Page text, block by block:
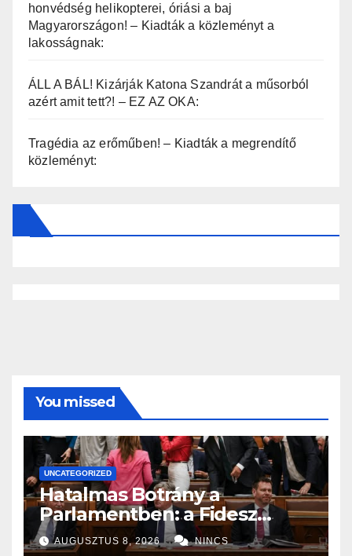
honvédség helikopterei, óriási a baj
Magyarországon! – Kiadták a közleményt a
lakosságnak:
ÁLL A BÁL! Kizárják Katona Szandrát a műsorból
azért amit tett?! – EZ AZ OKA:
Tragédia az erőműben! – Kiadták a megrendítő
közleményt:
You missed
UNCATEGORIZED
Hatalmas Botrány a
Parlamentben: a Fidesz
ismét kitett magáért!
AUGUSZTUS 8, 2026 NINCS